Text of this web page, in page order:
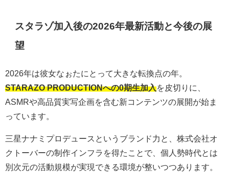
スタラゾ加入後の2026年最新活動と今後の展
望
2026年は彼女なぉたにとって大きな転換点の年。
STARAZO PRODUCTIONへの0期生加入を皮切りに、
ASMRや高品質実写企画を含む新コンテンツの展開が始ま
っています。
三星ナナミプロデュースというブランド力と、株式会社オ
クトーバーの制作インフラを得たことで、個人勢時代とは
別次元の活動規模が実現できる環境が整いつつあります。